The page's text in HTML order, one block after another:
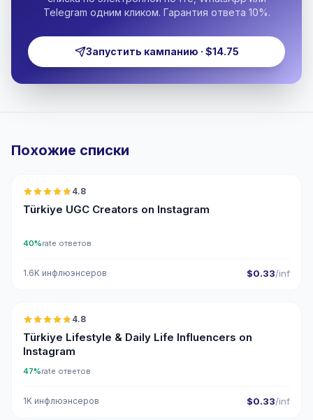
Telegram одним кликом. Гарантия ответа 10%.
Запустить кампанию · $14.75
Похожие списки
4.8
Türkiye UGC Creators on Instagram
40%rate ответов
1.6K инфлюэнсеров $0.33/inf
🇹🇷
4.8
Türkiye Lifestyle & Daily Life Influencers on
Instagram
47%rate ответов
1K инфлюэнсеров $0.33/inf
🇹🇷